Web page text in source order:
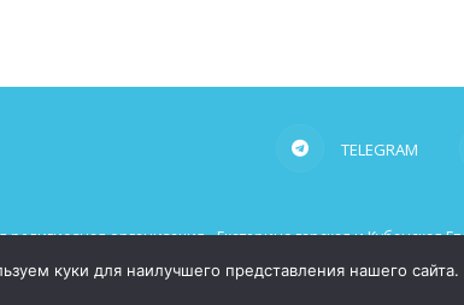
TELEGRAM
религиозная организация «Екатеринодарская и Кубанская
материалов просьба указывать рабочие ссылки на сайт
защищены
куки для наилучшего представления нашего